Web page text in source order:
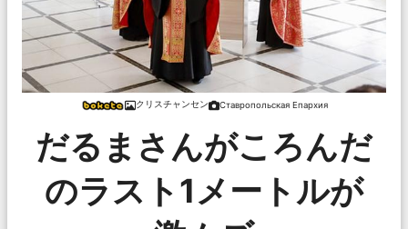
クリスチャンセン Ставропольская Епархия
だるまさんがころんだ
のラスト1メートルが